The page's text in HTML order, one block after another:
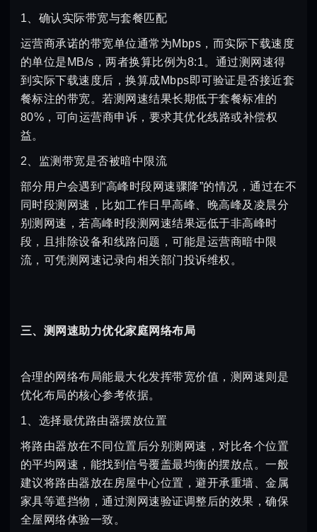
1、确认实际带宽与套餐匹配
运营商承诺的带宽单位通常为Mbps，而实际下载速度
的单位是MB/s，两者换算比例为8:1。通过测网速得
到实际下载速度后，换算成Mbps即可验证是否接近套
餐标注的带宽。若测网速结果长期低于套餐标准的
80%，可向运营商申诉，要求其优化线路或补偿权
益。
2、监测带宽是否被暗中限流
部分用户会遇到“高峰时段网速骤降”的情况，通过在不
同时段测网速，比如工作日早高峰、晚高峰及凌晨分
别测网速，若高峰时段测网速结果远低于非高峰时
段，且排除设备和线路问题，可能是运营商暗中限
流，可凭测网速记录向相关部门投诉维权。
三、测网速助力优化家庭网络布局
合理的网络布局能最大化发挥带宽价值，测网速则是
优化布局的核心参考依据。
1、选择最优路由器摆放位置
将路由器放在不同位置后分别测网速，对比各个位置
的平均网速，能找到信号覆盖最均衡的摆放点。一般
建议将路由器放在房屋中心位置，避开承重墙、金属
家具等遮挡物，通过测网速验证调整后的效果，确保
全屋网络体验一致。